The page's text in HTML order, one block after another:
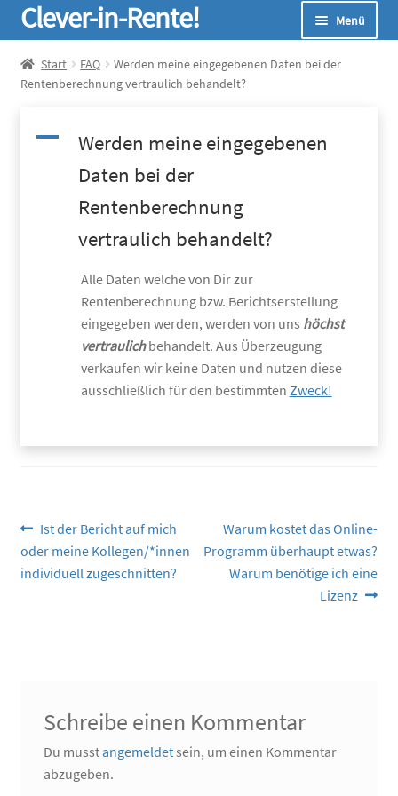
Zur
Navigation
springen
Zum
Inhalt
springen
Clever-in-Rente! Menü
Start
Online-Rechner
Start FAQ
Werden meine eingegebenen Daten bei der
Rentenberechnung vertraulich behandelt?
A
Werden meine eingegebenen
Daten bei der
Rentenberechnung
vertraulich behandelt?
Alle Daten welche von Dir zur
Rentenberechnung bzw. Berichtserstellung
eingegeben werden, werden von uns höchst
vertraulichbehandelt. Aus Überzeugung
verkaufen wir keine Daten und nutzen diese
ausschließlich für den bestimmten Zweck!
Beitragsnavigation
Vorheriger
Beitrag:
Ist der Bericht auf mich
oder meine Kollegen/*innen
individuell zugeschnitten?
Nächster
Beitrag:
Warum kostet das Online-
Programm überhaupt etwas?
Warum benötige ich eine
Lizenz
Schreibe einen Kommentar
Du musstangemeldetsein, um einen Kommentar
abzugeben.